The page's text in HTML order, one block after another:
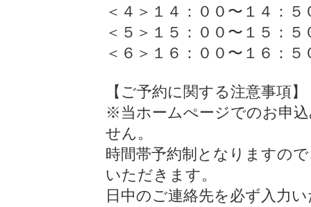
＜４＞１４：００〜１４：５
＜５＞１５：００〜１５：５
＜６＞１６：００〜１６：５
【ご予約に関する注意事項】
※当ホームぺージでのお申
せん。
時間帯予約制となりますの
いただきます。
日中のご連絡先を必ず入力